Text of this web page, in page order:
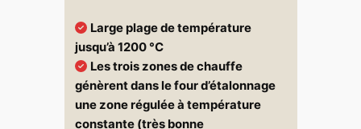
Large plage de température
jusqu’à 1200 °C
Les trois zones de chauffe
génèrent dans le four d’étalonnage
une zone régulée à température
constante (très bonne